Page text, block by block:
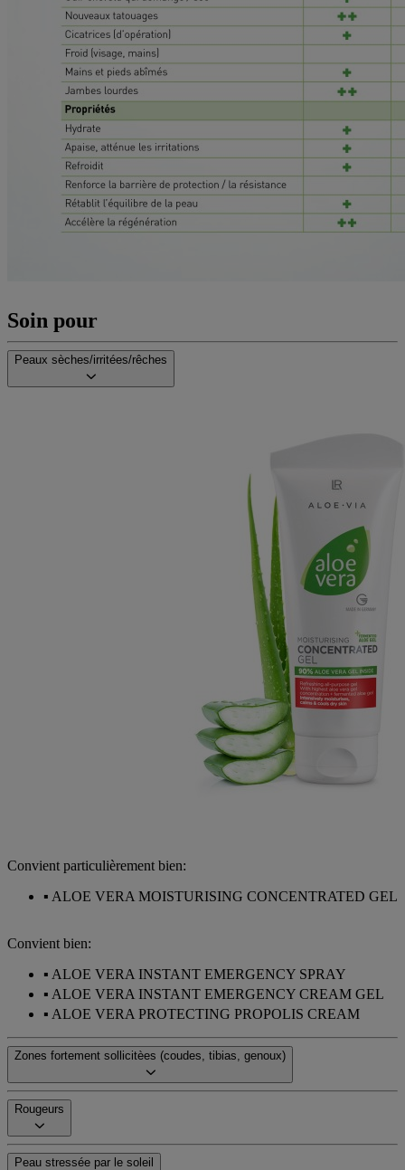
Soin pour
Peaux sèches/irritées/rêches
Convient particulièrement bien:
ALOE VERA MOISTURISING CONCENTRATED GEL
Convient bien:
ALOE VERA INSTANT EMERGENCY SPRAY
ALOE VERA INSTANT EMERGENCY CREAM GEL
ALOE VERA PROTECTING PROPOLIS CREAM
Zones fortement sollicitèes (coudes, tibias, genoux)
Rougeurs
Peau stressée par le soleil